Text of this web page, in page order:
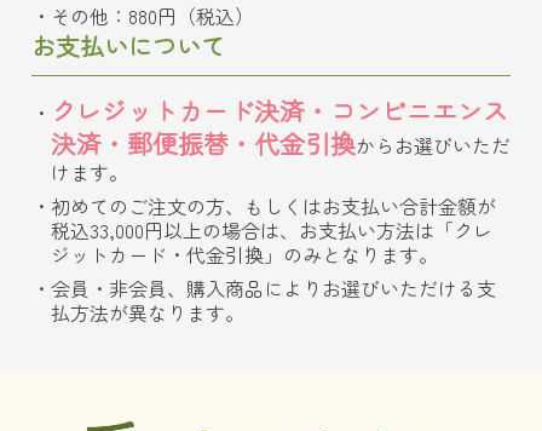
その他：880円（税込）
お支払いについて
クレジットカード決済・コンビニエンス
決済・郵便振替・代金引換からお選びいただ
けます。
初めてのご注文の方、もしくはお支払い合計金額が
税込33,000円以上の場合は、お支払い方法は「クレ
ジットカード・代金引換」のみとなります。
会員・非会員、購入商品によりお選びいただける支
払方法が異なります。